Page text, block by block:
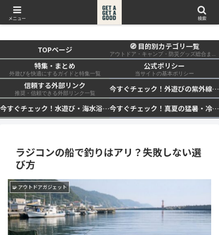
get a get a good
TOPページ 🧭 目的別カテゴリ一覧
アウトドア・キャンプ・防災グッズ総合まとめ
特集・まとめ
外遊びを快適にするガイドと特集一覧
公式ポリシー
当サイトの基本ポリシー
信頼する外部リンク
推奨・信頼できる外部リンク一覧
今すぐチェック！外遊びの紫外線対策・日差し快適化計画｜帽子・日傘・ウェア・日焼け止めを総まとめ☀️🏕️👓
今すぐチェック！水遊び・海水浴の快適化計画｜浮き輪・服装・日陰・安全対策を総まとめ🏖️🌊✨
今すぐチェック！真夏の猛暑・冷却・保冷快適化計画｜外遊び・キャンプ・車中泊の暑さ対策を総まとめ☀️🧊🏕️
ラジコンの船で釣りはアリ？失敗しない選
び方
🧩 アウトドアガジェット
メニュー 検索